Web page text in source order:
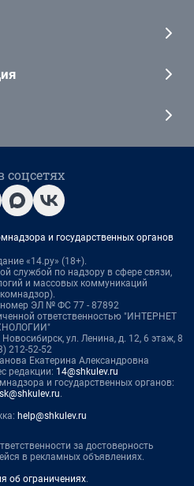
и государственных органов
«14.ру» (18+).
службой по надзору в сфере связи,
и массовых коммуникаций
номер ЭЛ № ФС 77 - 87892
ответственностью "ИНТЕРНЕТ
ул. Ленина, д. 12, 6 этаж, 8
212-52-52
Екатерина Александровна
редакции: 14@shkulev.ru
и государственных органов:
.
help@shkulev.ru
за достоверность
в рекламных объявлениях.
об ограничениях.